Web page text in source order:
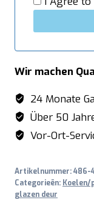
Wir machen
24 Monate
Über 50
Vor-Ort-
Artikelnummer:486-
Categorieën:
glazen deur